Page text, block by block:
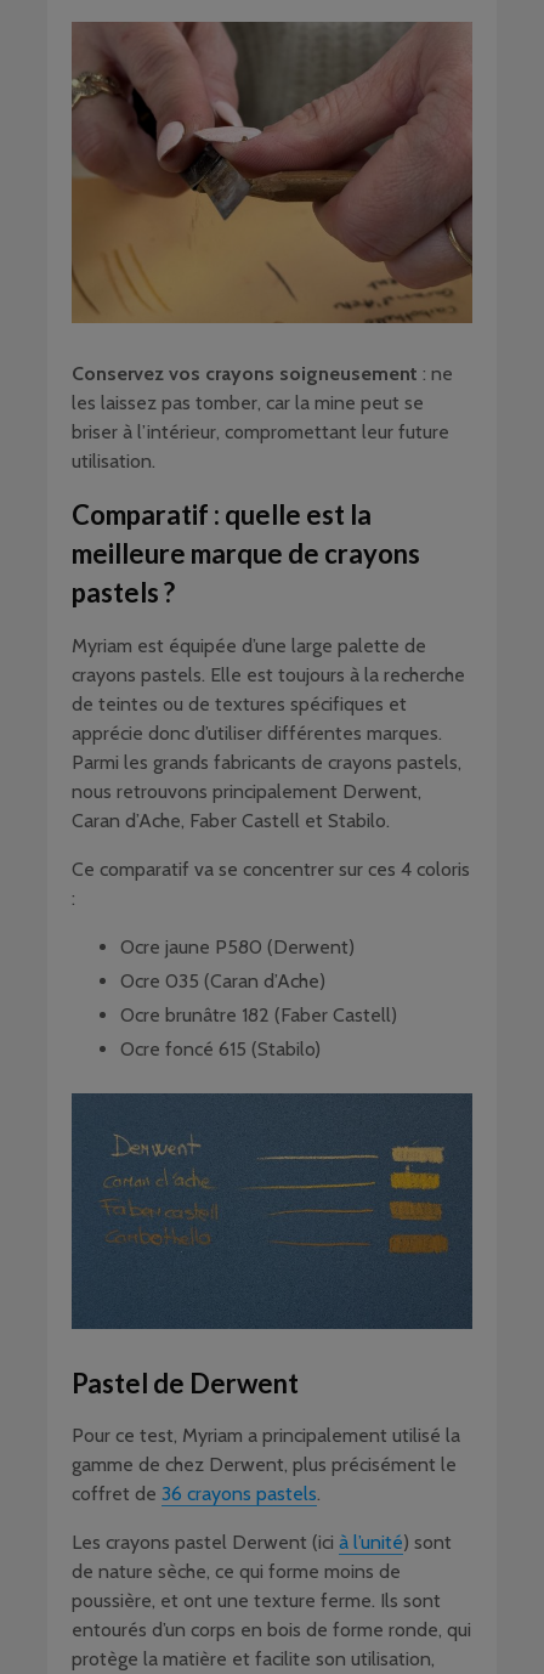
Conservez vos crayons soigneusement : ne
les laissez pas tomber, car la mine peut se
briser à l’intérieur, compromettant leur future
utilisation.
Comparatif : quelle est la
meilleure marque de crayons
pastels ?
Myriam est équipée d’une large palette de
crayons pastels. Elle est toujours à la recherche
de teintes ou de textures spécifiques et
apprécie donc d’utiliser différentes marques.
Parmi les grands fabricants de crayons pastels,
nous retrouvons principalement Derwent,
Caran d’Ache, Faber Castell et Stabilo.
Ce comparatif va se concentrer sur ces 4 coloris
:
Ocre jaune P580 (Derwent)
Ocre 035 (Caran d’Ache)
Ocre brunâtre 182 (Faber Castell)
Ocre foncé 615 (Stabilo)
Pastel de Derwent
Pour ce test, Myriam a principalement utilisé la
gamme de chez Derwent, plus précisément le
coffret de 36 crayons pastels
Les crayons pastel Derwent (ici à l’unité) sont
de nature sèche, ce qui forme moins de
poussière, et ont une texture ferme. Ils sont
entourés d’un corps en bois de forme ronde, qui
protège la matière et facilite son utilisation,